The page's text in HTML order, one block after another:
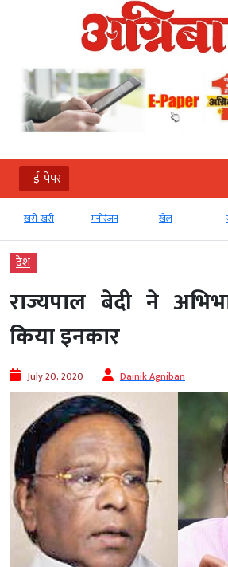
ई-पेपर
खरी-खरी मनोरंजन खेल
देश
राज्यपाल बेदी ने
किया इनकार
July 20, 2020 Dainik Agniban